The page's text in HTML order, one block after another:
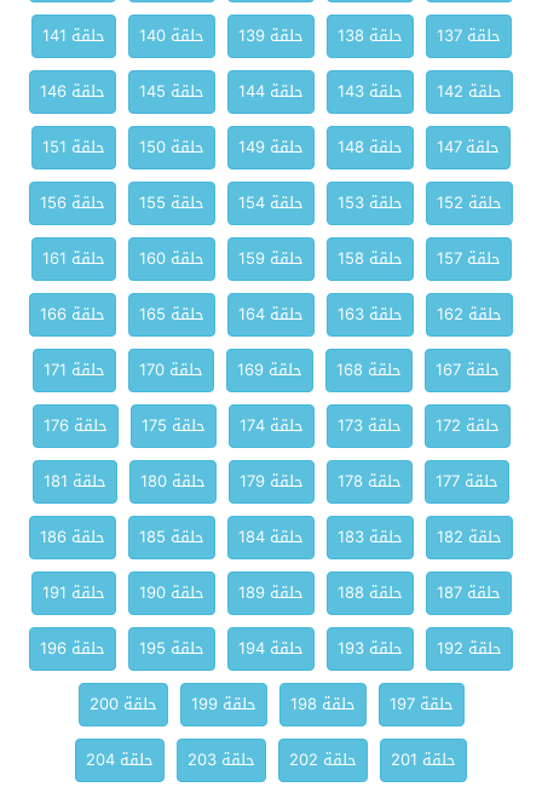
حلقة 137 حلقة 138 حلقة 139 حلقة 140
حلقة 141
حلقة 142
حلقة 143 حلقة 144 حلقة 145
حلقة 146
حلقة 147
حلقة 148 حلقة 149 حلقة 150
حلقة 151
حلقة 152
حلقة 153 حلقة 154 حلقة 155
حلقة 156
حلقة 157
حلقة 158 حلقة 159 حلقة 160
حلقة 161
حلقة 162
حلقة 163 حلقة 164 حلقة 165
حلقة 166
حلقة 167
حلقة 168 حلقة 169 حلقة 170
حلقة 171
حلقة 172
حلقة 173 حلقة 174 حلقة 175
حلقة 176
حلقة 177
حلقة 178 حلقة 179 حلقة 180
حلقة 181
حلقة 182
حلقة 183 حلقة 184 حلقة 185
حلقة 186
حلقة 187
حلقة 188 حلقة 189 حلقة 190
حلقة 191
حلقة 192
حلقة 193 حلقة 194 حلقة 195
حلقة 196
حلقة 197
حلقة 198 حلقة 199
حلقة 200
حلقة 201
حلقة 202 حلقة 203
حلقة 204